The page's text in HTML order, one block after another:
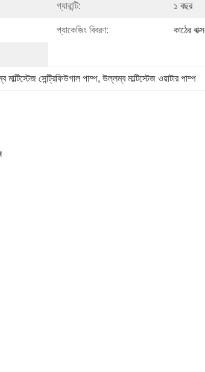
গ্যারান্টি: ১ বছর
প্যাকেজিং বিবরণ: কাঠের বাক্স
মাল্টিস্টেজ সেন্ট্রিফিউগাল পাম্প, উল্লম্ব মাল্টিস্টেজ ওয়াটার পাম্প